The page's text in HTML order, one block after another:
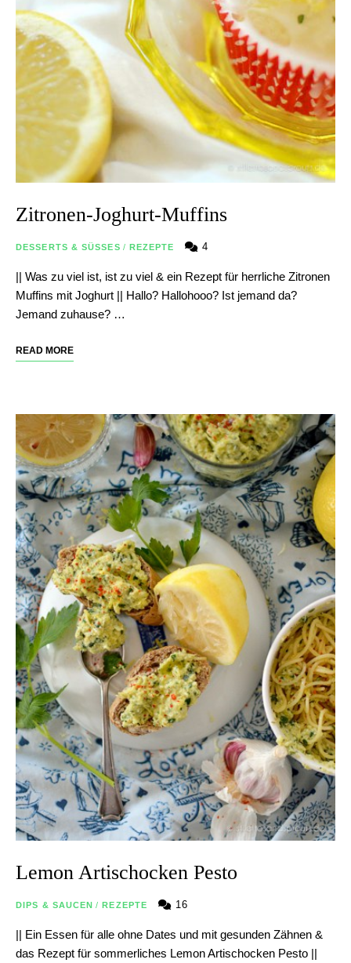
Zitronen-Joghurt-Muffins
DESSERTS & SÜSSES / REZEPTE 4
|| Was zu viel ist, ist zu viel & ein Rezept für herrliche Zitronen
Muffins mit Joghurt || Hallo? Hallohooo? Ist jemand da?
Jemand zuhause? …
READ MORE
Lemon Artischocken Pesto
DIPS & SAUCEN / REZEPTE 16
|| Ein Essen für alle ohne Dates und mit gesunden Zähnen &
das Rezept für sommerliches Lemon Artischocken Pesto ||